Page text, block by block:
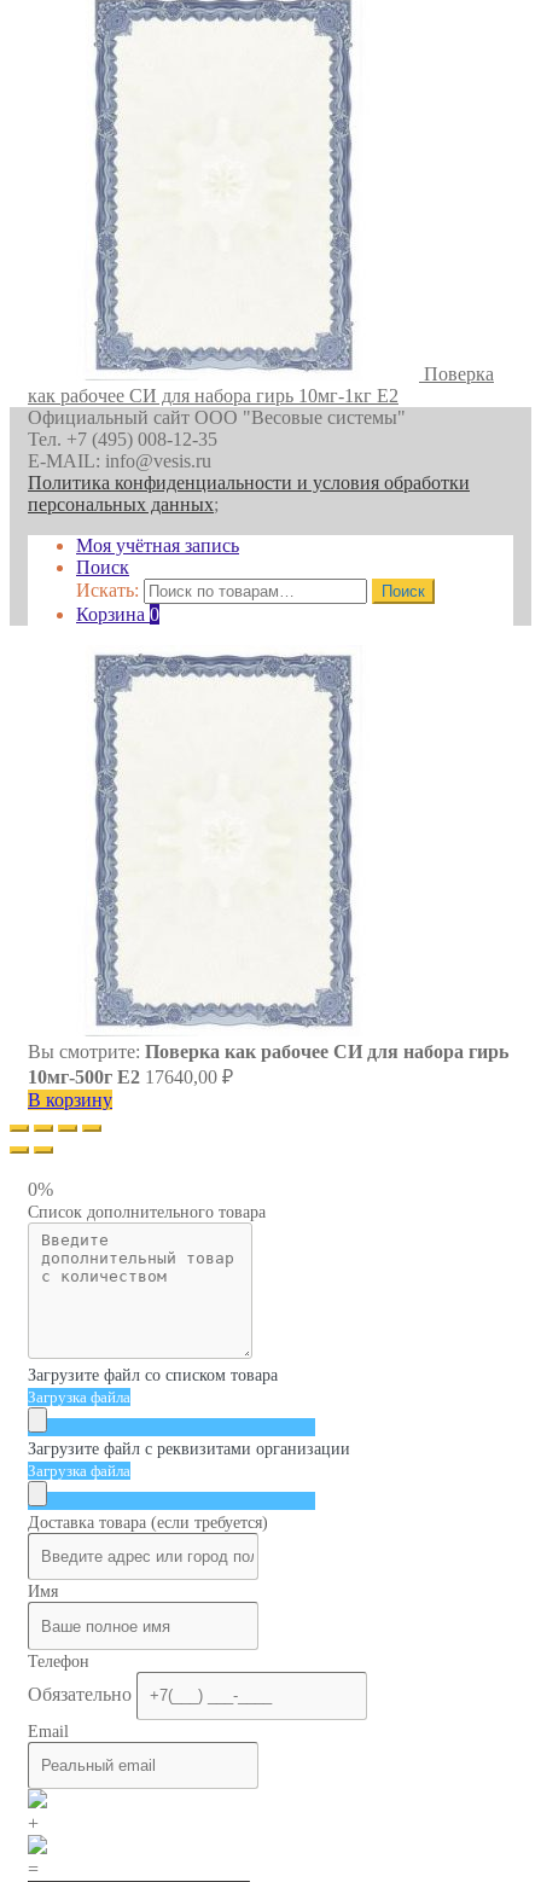
Поверка
как рабочее СИ для набора гирь 10мг-1кг E2
Официальный сайт ООО "Весовые системы"
Тел. +7 (495) 008-12-35
E-MAIL: info@vesis.ru
Политика конфиденциальности и условия обработки
персональных данных;
Моя учётная запись
Поиск
Искать:
Поиск
Корзина 0
Вы смотрите: Поверка как рабочее СИ для набора гирь
10мг-500г E2 17640,00 ₽
В корзину
0%
Список дополнительного товара
Загрузите файл со списком товара
Загрузка файла
Загрузите файл с реквизитами организации
Загрузка файла
Доставка товара (если требуется)
Имя
Телефон
Обязательно
Email
+
=